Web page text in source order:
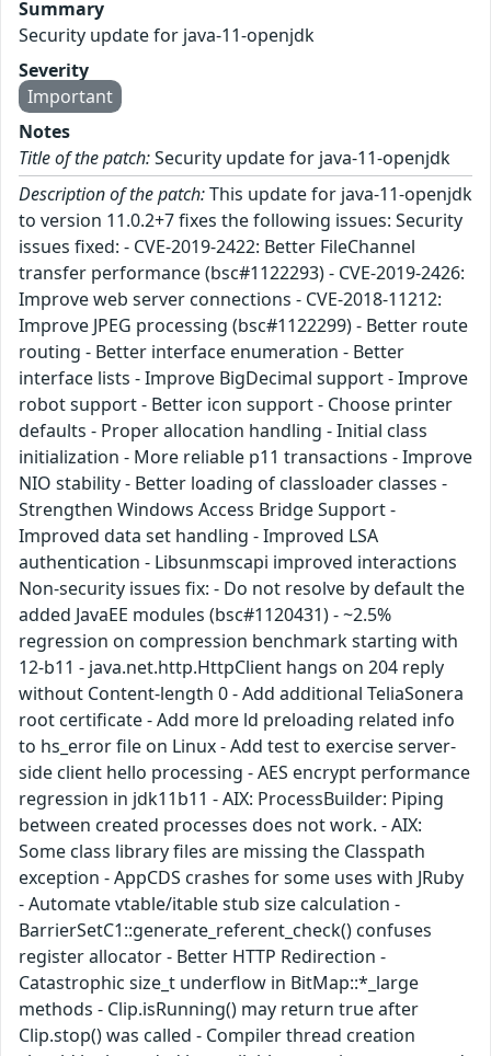
Summary
Security update for java-11-openjdk
Severity
Important
Notes
Title of the patch:Security update for java-11-openjdk
Description of the patch:This update for java-11-openjdk
to version 11.0.2+7 fixes the following issues: Security
issues fixed: - CVE-2019-2422: Better FileChannel
transfer performance (bsc#1122293) - CVE-2019-2426:
Improve web server connections - CVE-2018-11212:
Improve JPEG processing (bsc#1122299) - Better route
routing - Better interface enumeration - Better
interface lists - Improve BigDecimal support - Improve
robot support - Better icon support - Choose printer
defaults - Proper allocation handling - Initial class
initialization - More reliable p11 transactions - Improve
NIO stability - Better loading of classloader classes -
Strengthen Windows Access Bridge Support -
Improved data set handling - Improved LSA
authentication - Libsunmscapi improved interactions
Non-security issues fix: - Do not resolve by default the
added JavaEE modules (bsc#1120431) - ~2.5%
regression on compression benchmark starting with
12-b11 - java.net.http.HttpClient hangs on 204 reply
without Content-length 0 - Add additional TeliaSonera
root certificate - Add more ld preloading related info
to hs_error file on Linux - Add test to exercise server-
side client hello processing - AES encrypt performance
regression in jdk11b11 - AIX: ProcessBuilder: Piping
between created processes does not work. - AIX:
Some class library files are missing the Classpath
exception - AppCDS crashes for some uses with JRuby
- Automate vtable/itable stub size calculation -
BarrierSetC1::generate_referent_check() confuses
register allocator - Better HTTP Redirection -
Catastrophic size_t underflow in BitMap::*_large
methods - Clip.isRunning() may return true after
Clip.stop() was called - Compiler thread creation